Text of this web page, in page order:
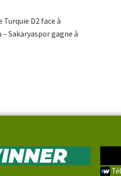
D2 face à
Sakaryaspor gagne à